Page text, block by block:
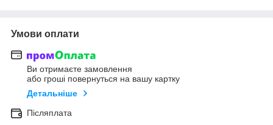
Умови оплати
Ви отримаєте замовлення
або гроші повернуться на вашу картку
Детальніше
Післяплата